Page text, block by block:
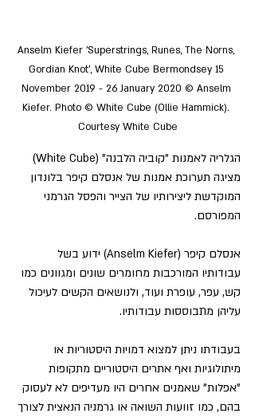
Anselm Kiefer 'Superstrings, Runes, The Norns,
Gordian Knot', White Cube Bermondsey 15
November 2019 - 26 January 2020 © Anselm
Kiefer. Photo © White Cube (Ollie Hammick).
Courtesy White Cube
הגלריה לאמנות "קוביה הלבנה" (White Cube)
מציגה תערוכת אמנות של אנסלם קיפר בלונדון
המוקדשת ליצירותיו של הצייר והפסל הגרמני
המפורסם.
אנסלם קיפר (Anselm Kiefer) ידוע בשל
עבודותיו המורכבות מחומרים שונים ומגוונים כמו
קש, עפר, עופרת ועוד, ולנושאים הקשים לעיכול
עליהן מתבוססות עבודותיו.
בעבודתו ניתן למצוא דמויות היסטוריות או
מיתולוגיות ואף אתרים היסטוריים מתקופות
"אפלות" שאמנים אחרים היו מעדיפים לא לעסוק
בהם, כמו זוועות השואה או גרמניה הנאצית לצורך